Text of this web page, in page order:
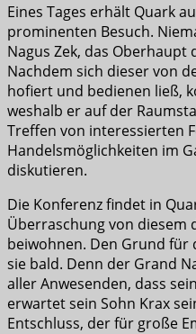
Eines Tages erhält Quark
prominenten Besuch.
Nagus Zek, das
Nachdem sich dieser von
hofiert und bedienen ließ,
weshalb er auf der
Treffen von interessierten
Handelsmöglichkeiten im
diskutieren.
Die Konferenz findet in
Überraschung von
beiwohnen. Den Grund für
sie bald. Denn der Grand
aller Anwesenden, dass
erwartet sein Sohn Krax
Entschluss, der für große